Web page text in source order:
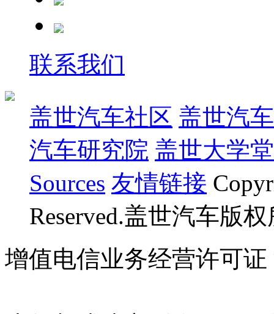
联系我们
盖世汽车社区 盖世汽
汽车研究院 盖世大学堂
Sources 友情链接
Reserved.盖世汽车版
增值电信业务经营许可证